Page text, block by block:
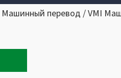
Машинный перевод / VMI